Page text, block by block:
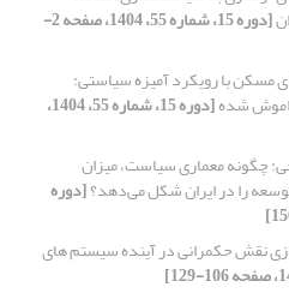
[دوره 15، شماره 55، 1404، صفحه 2-
مسکن با رویکرد آمیزه سیاستی:
شده [دوره 15، شماره 55، 1404،
چگونه معماری سیاست، میزان
توسعه را در ایران شکل می‌دهد؟[دوره
نقش حکمرانی در آینده سیستم های